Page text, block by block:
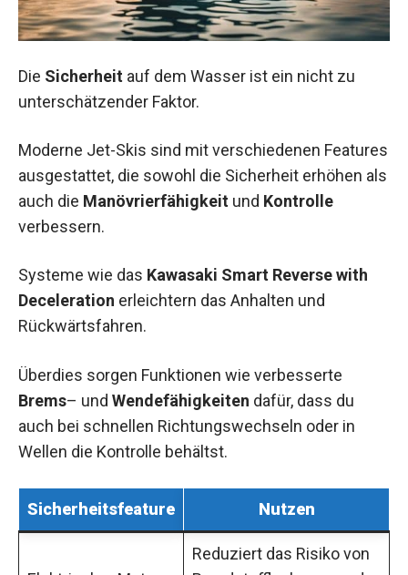
Die Sicherheit auf dem Wasser ist ein nicht zu
unterschätzender Faktor.
Moderne Jet-Skis sind mit verschiedenen Features
ausgestattet, die sowohl die Sicherheit erhöhen als
auch die Manövrierfähigkeit und Kontrolle
verbessern.
Systeme wie das Kawasaki Smart Reverse with
Deceleration erleichtern das Anhalten und
Rückwärtsfahren.
Überdies sorgen Funktionen wie verbesserte
Brems– und Wendefähigkeiten dafür, dass du
auch bei schnellen Richtungswechseln oder in
Wellen die Kontrolle behältst.
Sicherheitsfeature Nutzen
Reduziert das Risiko von